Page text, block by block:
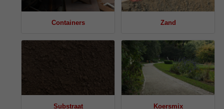
Containers Zand
Substraat Koersmix